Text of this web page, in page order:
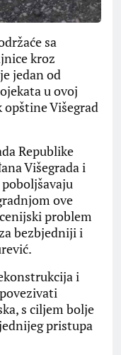
sa
kroz
jedan od
u ovoj
Višegrad
Republike
Višegrada i
ove
problem
bezbjedniji i
i
s ciljem bolje
pristupa